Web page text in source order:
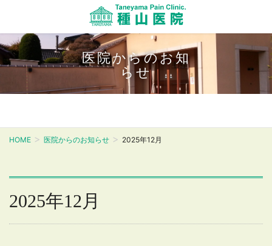
医院からのお知
らせ
HOME 医院からのお知らせ 2025年12月
2025年12月